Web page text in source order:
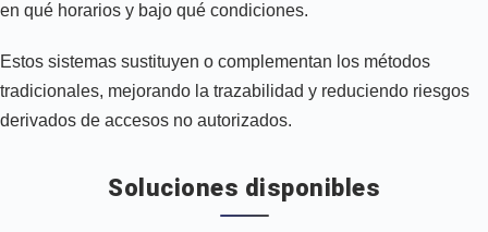
en qué horarios y bajo qué condiciones.
Estos sistemas sustituyen o complementan los métodos
tradicionales, mejorando la trazabilidad y reduciendo riesgos
derivados de accesos no autorizados.
Soluciones disponibles